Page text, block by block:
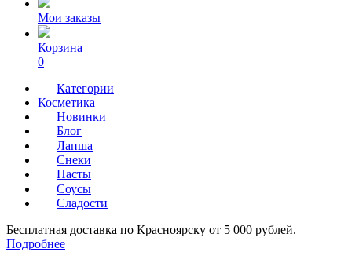
Мои заказы
Корзина
0
Категории
Косметика
Новинки
Блог
Лапша
Снеки
Пасты
Соусы
Сладости
Бесплатная доставка по Красноярску от 5 000 рублей.
Подробнее